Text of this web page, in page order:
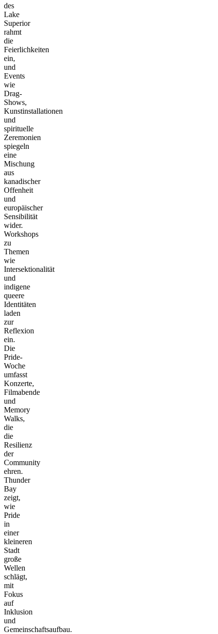
des
Lake
Superior
rahmt
die
Feierlichkeiten
ein,
und
Events
wie
Drag-
Shows,
Kunstinstallationen
und
spirituelle
Zeremonien
spiegeln
eine
Mischung
aus
kanadischer
Offenheit
und
europäischer
Sensibilität
wider.
Workshops
zu
Themen
wie
Intersektionalität
und
indigene
queere
Identitäten
laden
zur
Reflexion
ein.
Die
Pride-
Woche
umfasst
Konzerte,
Filmabende
und
Memory
Walks,
die
die
Resilienz
der
Community
ehren.
Thunder
Bay
zeigt,
wie
Pride
in
einer
kleineren
Stadt
große
Wellen
schlägt,
mit
Fokus
auf
Inklusion
und
Gemeinschaftsaufbau.